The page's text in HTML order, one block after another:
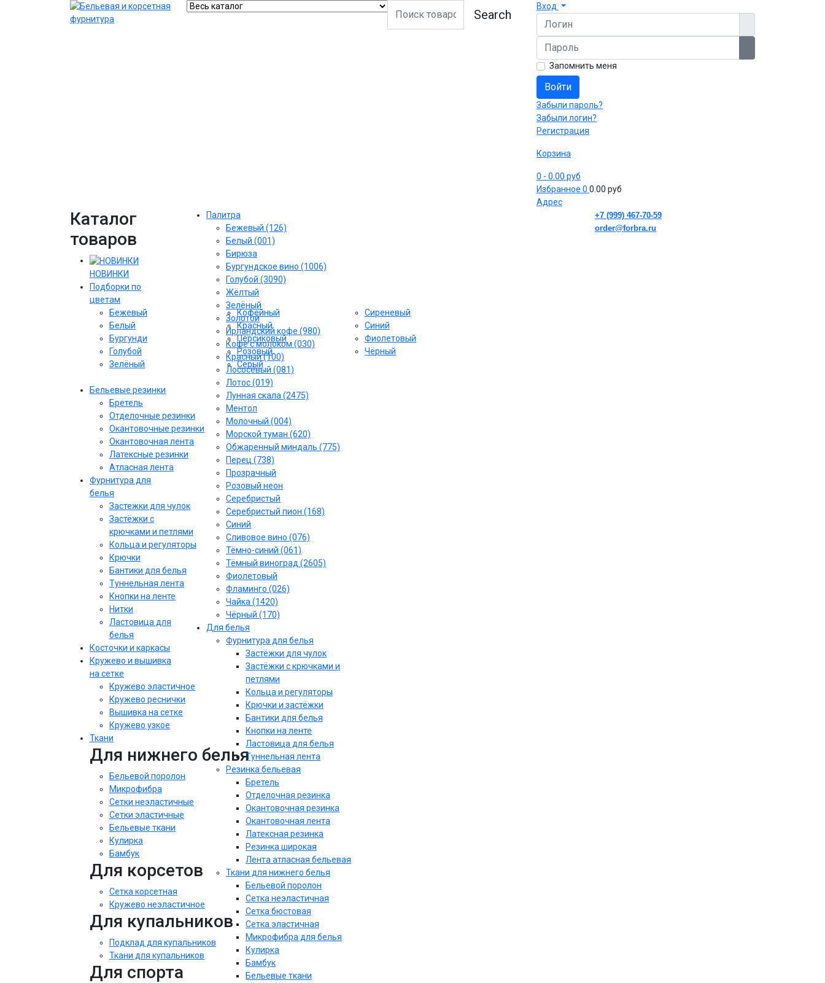
Search
Вход
Логин
Пароль
Запомнить меня
Войти
Забыли пароль?
Забыли логин?
Регистрация
Корзина
0 - 0.00 руб
Избранное 0 0.00 руб
Адрес
Каталог
товаров
НОВИНКИ
Подборки по
цветам
Бежевый
Белый
Бургунди
Голубой
Зелёный
Кофейный
Красный
Персиковый
Розовый
Серый
Сиреневый
Cиний
Фиолетовый
Чёрный
Бельевые резинки
Бретель
Отделочные резинки
Окантовочные резинки
Окантовочная лента
Латексные резинки
Атласная лента
Фурнитура для
белья
Застежки для чулок
Застёжки с
крючками и петлями
Кольца и регуляторы
Крючки
Бантики для белья
Туннельная лента
Кнопки на ленте
Нитки
Ластовица для
белья
Косточки и каркасы
Кружево и вышивка
на сетке
Кружево эластичное
Кружево реснички
Вышивка на сетке
Кружево узкое
Ткани
Для нижнего белья
Бельевой поролон
Микрофибра
Сетки неэластичные
Сетки эластичные
Бельевые ткани
Кулирка
Бамбук
Для корсетов
Сетка корсетная
Кружево неэластичное
Для купальников
Подклад для купальников
Ткани для купальников
Для спорта
Палитра
Бежевый (126)
Белый (001)
Бирюза
Бургундское вино (1006)
Голубой (3090)
Жёлтый
Зелёный
Золотой
Ирландский кофе (980)
Кофе с молоком (030)
Красный (100)
Лососёвый (081)
Лотос (019)
Лунная скала (2475)
Ментол
Молочный (004)
Морской туман (620)
Обжаренный миндаль (775)
Перец (738)
Прозрачный
Розовый неон
Серебристый
Серебристый пион (168)
Синий
Сливовое вино (076)
Тёмно-синий (061)
Тёмный виноград (2605)
Фиолетовый
Фламинго (026)
Чайка (1420)
Чёрный (170)
Для белья
Фурнитура для белья
Застёжки для чулок
Застёжки с крючками и
петлями
Кольца и регуляторы
Крючки и застёжки
Бантики для белья
Кнопки на ленте
Ластовица для белья
Туннельная лента
Резинка бельевая
Бретель
Отделочная резинка
Окантовочная резинка
Окантовочная лента
Латексная резинка
Резинка широкая
Лента атласная бельевая
Ткани для нижнего белья
Бельевой поролон
Сетка неэластичная
Сетка бюстовая
Сетка эластичная
Микрофибра для белья
Кулирка
Бамбук
Бельевые ткани
+7 (999) 467-70-59
order@forbra.ru